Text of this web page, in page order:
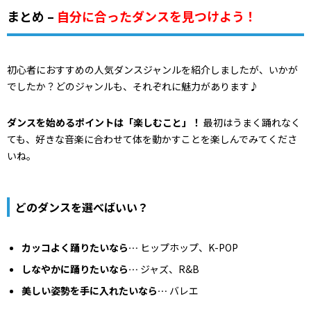
まとめ – 自分に合ったダンスを見つけよう！
初心者におすすめの人気ダンスジャンルを紹介しましたが、いかが
でしたか？どのジャンルも、それぞれに魅力があります♪
ダンスを始めるポイントは「楽しむこと」！ 最初はうまく踊れなく
ても、好きな音楽に合わせて体を動かすことを楽しんでみてくださ
いね。
どのダンスを選べばいい？
カッコよく踊りたいなら… ヒップホップ、K-POP
しなやかに踊りたいなら… ジャズ、R&B
美しい姿勢を手に入れたいなら… バレエ